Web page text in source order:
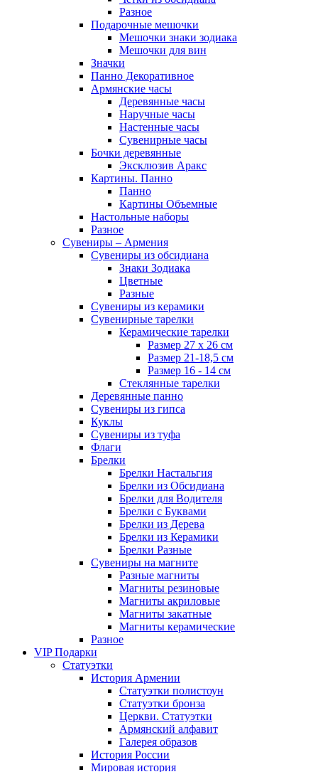
Разное
Подарочные мешочки
Мешочки знаки зодиака
Мешочки для вин
Значки
Панно Декоративное
Армянские часы
Деревянные часы
Наручные часы
Настенные часы
Сувенирные часы
Бочки деревянные
Эксклюзив Аракс
Картины. Панно
Панно
Картины Объемные
Настольные наборы
Разное
Сувениры – Армения
Сувениры из обсидиана
Знаки Зодиака
Цветные
Разные
Сувениры из керамики
Сувенирные тарелки
Керамические тарелки
Размер 27 х 26 см
Размер 21-18,5 см
Размер 16 - 14 см
Стеклянные тарелки
Деревянные панно
Сувениры из гипса
Куклы
Сувениры из туфа
Флаги
Брелки
Брелки Настальгия
Брелки из Обсидиана
Брелки для Водителя
Брелки с Буквами
Брелки из Дерева
Брелки из Керамики
Брелки Разные
Сувениры на магните
Разные магниты
Магниты резиновые
Магниты акриловые
Магниты закатные
Магниты керамические
Разное
VIP Подарки
Статуэтки
История Армении
Статуэтки полистоун
Статуэтки бронза
Церкви. Статуэтки
Армянский алфавит
Галерея образов
История России
Мировая история